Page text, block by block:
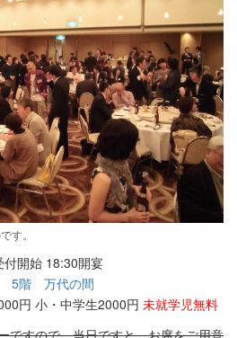
す。
開始 18:30開宴
5階 万代の間
円 小・中学生2000円 未就学児無料
ですので、当日ですと、お席をご用意